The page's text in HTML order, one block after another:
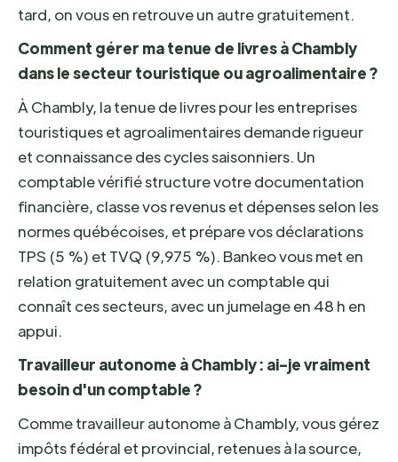
tard, on vous en retrouve un autre gratuitement.
Comment gérer ma tenue de livres à Chambly
dans le secteur touristique ou agroalimentaire ?
À Chambly, la tenue de livres pour les entreprises
touristiques et agroalimentaires demande rigueur
et connaissance des cycles saisonniers. Un
comptable vérifié structure votre documentation
financière, classe vos revenus et dépenses selon les
normes québécoises, et prépare vos déclarations
TPS (5 %) et TVQ (9,975 %). Bankeo vous met en
relation gratuitement avec un comptable qui
connaît ces secteurs, avec un jumelage en 48 h en
appui.
Travailleur autonome à Chambly : ai-je vraiment
besoin d'un comptable ?
Comme travailleur autonome à Chambly, vous gérez
impôts fédéral et provincial, retenues à la source,